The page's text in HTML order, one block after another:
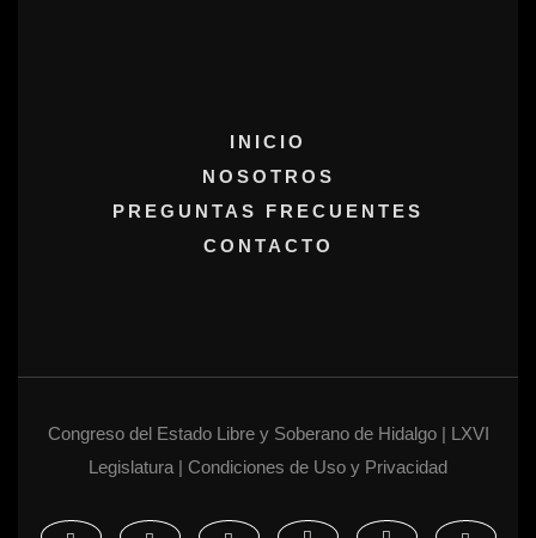
INICIO
NOSOTROS
PREGUNTAS FRECUENTES
CONTACTO
Congreso del Estado Libre y Soberano de Hidalgo | LXVI
Legislatura | Condiciones de Uso y Privacidad